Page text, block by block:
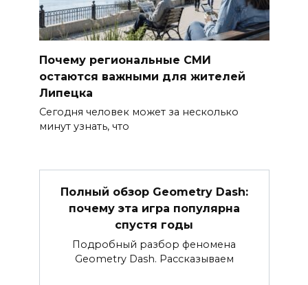
Почему региональные СМИ
остаются важными для жителей
Липецка
Сегодня человек может за несколько
минут узнать, что
Полный обзор Geometry Dash:
почему эта игра популярна
спустя годы
Подробный разбор феномена
Geometry Dash. Рассказываем